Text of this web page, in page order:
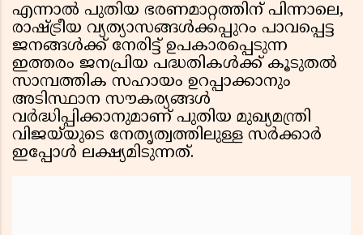
എന്നാൽ പുതിയ ഭരണമാറ്റത്തിന് പിന്നാലെ,
രാഷ്ട്രീയ വ്യത്യാസങ്ങൾക്കപ്പുറം പാവപ്പെട്ട
ജനങ്ങൾക്ക് നേരിട്ട് ഉപകാരപ്പെടുന്ന
ഇത്തരം ജനപ്രിയ പദ്ധതികൾക്ക് കൂടുതൽ
സാമ്പത്തിക സഹായം ഉറപ്പാക്കാനും
അടിസ്ഥാന സൗകര്യങ്ങൾ
വർദ്ധിപ്പിക്കാനുമാണ് പുതിയ മുഖ്യമന്ത്രി
വിജയ്‌യുടെ നേതൃത്വത്തിലുള്ള സർക്കാർ
ഇപ്പോൾ ലക്ഷ്യമിടുന്നത്.